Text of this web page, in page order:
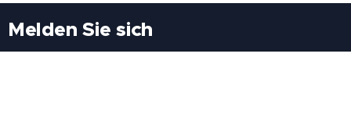
Melden Sie sich